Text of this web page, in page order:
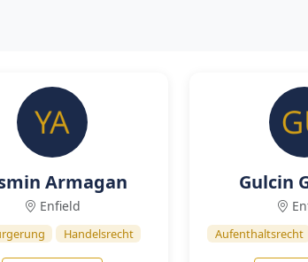
Armagan
Enfield
Handelsrecht
Gulcin
Aufenthaltsrecht